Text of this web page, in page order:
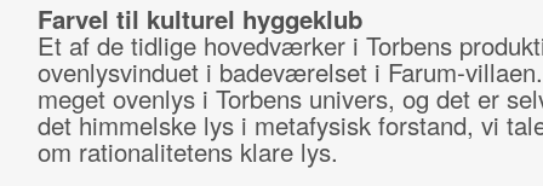
Farvel til kulturel hyggeklub
Et af de tidlige hovedværker i Torbens
ovenlysvinduet i badeværelset i Farum-
meget ovenlys i Torbens univers, og det er
det himmelske lys i metafysisk forstand, vi
om rationalitetens klare lys.